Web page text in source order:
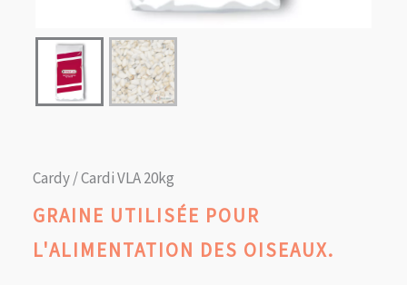
Cardy / Cardi VLA 20kg
GRAINE UTILISÉE POUR
L'ALIMENTATION DES OISEAUX.